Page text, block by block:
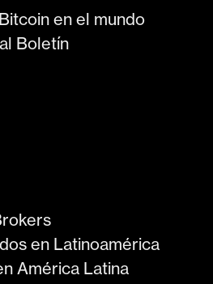
en el mundo
Boletín
en Latinoamérica
América Latina